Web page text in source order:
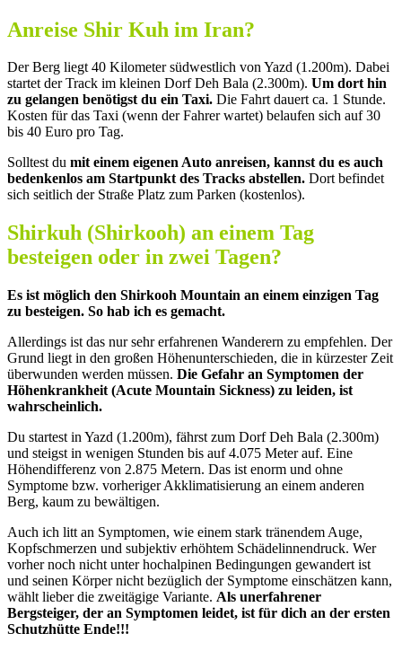
Anreise Shir Kuh im Iran?
Der Berg liegt 40 Kilometer südwestlich von Yazd (1.200m). Dabei
startet der Track im kleinen Dorf Deh Bala (2.300m). Um dort hin
zu gelangen benötigst du ein Taxi. Die Fahrt dauert ca. 1 Stunde.
Kosten für das Taxi (wenn der Fahrer wartet) belaufen sich auf 30
bis 40 Euro pro Tag.
Solltest du mit einem eigenen Auto anreisen, kannst du es auch
bedenkenlos am Startpunkt des Tracks abstellen. Dort befindet
sich seitlich der Straße Platz zum Parken (kostenlos).
Shirkuh (Shirkooh) an einem Tag
besteigen oder in zwei Tagen?
Es ist möglich den Shirkooh Mountain an einem einzigen Tag
zu besteigen. So hab ich es gemacht.
Allerdings ist das nur sehr erfahrenen Wanderern zu empfehlen. Der
Grund liegt in den großen Höhenunterschieden, die in kürzester Zeit
überwunden werden müssen. Die Gefahr an Symptomen der
Höhenkrankheit (Acute Mountain Sickness) zu leiden, ist
wahrscheinlich.
Du startest in Yazd (1.200m), fährst zum Dorf Deh Bala (2.300m)
und steigst in wenigen Stunden bis auf 4.075 Meter auf. Eine
Höhendifferenz von 2.875 Metern. Das ist enorm und ohne
Symptome bzw. vorheriger Akklimatisierung an einem anderen
Berg, kaum zu bewältigen.
Auch ich litt an Symptomen, wie einem stark tränendem Auge,
Kopfschmerzen und subjektiv erhöhtem Schädelinnendruck. Wer
vorher noch nicht unter hochalpinen Bedingungen gewandert ist
und seinen Körper nicht bezüglich der Symptome einschätzen kann,
wählt lieber die zweitägige Variante. Als unerfahrener
Bergsteiger, der an Symptomen leidet, ist für dich an der ersten
Schutzhütte Ende!!!